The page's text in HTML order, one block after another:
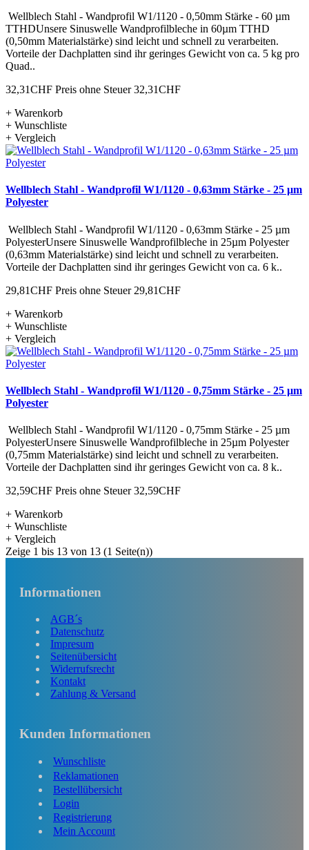
Wellblech Stahl - Wandprofil W1/1120 - 0,50mm Stärke - 60 µm
TTHDUnsere Sinuswelle Wandprofilbleche in 60µm TTHD
(0,50mm Materialstärke) sind leicht und schnell zu verarbeiten.
Vorteile der Dachplatten sind ihr geringes Gewicht von ca. 5 kg pro
Quad..
32,31CHF Preis ohne Steuer 32,31CHF
+ Warenkorb
+ Wunschliste
+ Vergleich
Wellblech Stahl - Wandprofil W1/1120 - 0,63mm Stärke - 25 µm
Polyester
Wellblech Stahl - Wandprofil W1/1120 - 0,63mm Stärke - 25 µm
PolyesterUnsere Sinuswelle Wandprofilbleche in 25µm Polyester
(0,63mm Materialstärke) sind leicht und schnell zu verarbeiten.
Vorteile der Dachplatten sind ihr geringes Gewicht von ca. 6 k..
29,81CHF Preis ohne Steuer 29,81CHF
+ Warenkorb
+ Wunschliste
+ Vergleich
Wellblech Stahl - Wandprofil W1/1120 - 0,75mm Stärke - 25 µm
Polyester
Wellblech Stahl - Wandprofil W1/1120 - 0,75mm Stärke - 25 µm
PolyesterUnsere Sinuswelle Wandprofilbleche in 25µm Polyester
(0,75mm Materialstärke) sind leicht und schnell zu verarbeiten.
Vorteile der Dachplatten sind ihr geringes Gewicht von ca. 8 k..
32,59CHF Preis ohne Steuer 32,59CHF
+ Warenkorb
+ Wunschliste
+ Vergleich
Zeige 1 bis 13 von 13 (1 Seite(n))
Informationen
AGB´s
Datenschutz
Impresum
Seitenübersicht
Widerrufsrecht
Kontakt
Zahlung & Versand
Kunden Informationen
Wunschliste
Reklamationen
Bestellübersicht
Login
Registrierung
Mein Account